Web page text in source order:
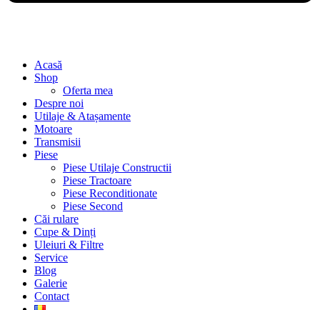
Acasă
Shop
Oferta mea
Despre noi
Utilaje & Atașamente
Motoare
Transmisii
Piese
Piese Utilaje Constructii
Piese Tractoare
Piese Reconditionate
Piese Second
Căi rulare
Cupe & Dinți
Uleiuri & Filtre
Service
Blog
Galerie
Contact